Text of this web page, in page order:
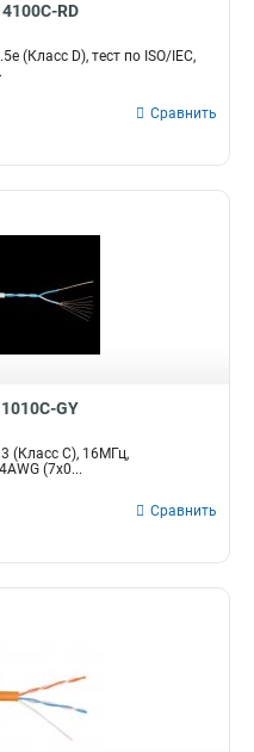
RD
(Класс D), тест по ISO/IEC,
Сравнить
GY
(Класс С), 16МГц,
(7х0...
Сравнить